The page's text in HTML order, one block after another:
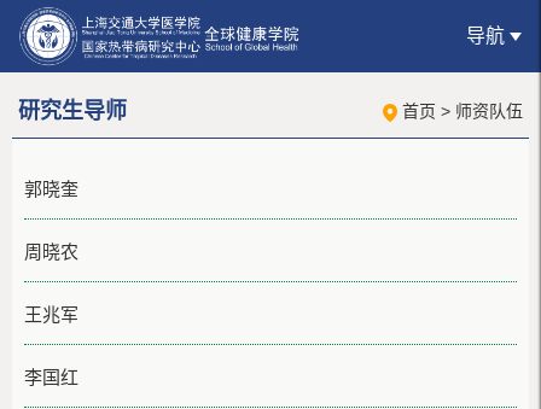
导航
研究生导师 首页 > 师资队伍
郭晓奎
周晓农
王兆军
李国红